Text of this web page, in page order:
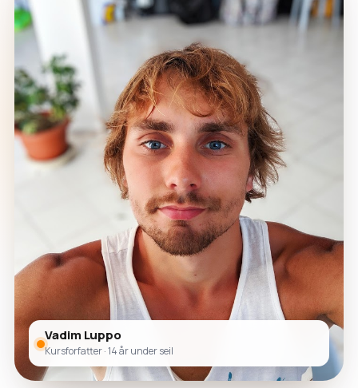
Vadim Luppo
Kursforfatter · 14 år under seil